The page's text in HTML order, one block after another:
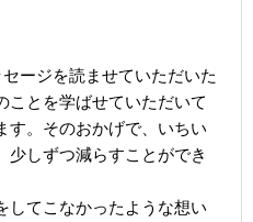
ージを読ませていただいた
ことを学ばせていただいて
す。そのおかげで、いちい
少しずつ減らすことができ
てこなかったような想い